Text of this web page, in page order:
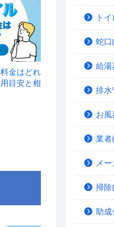
金はどれ
目安と相
ト
蛇口
給湯
排水
お風
業者
メ
掃除
助